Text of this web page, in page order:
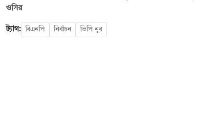
ওসির
ট্যাগ: বিএনপি নির্বাচন ভিপি নুর